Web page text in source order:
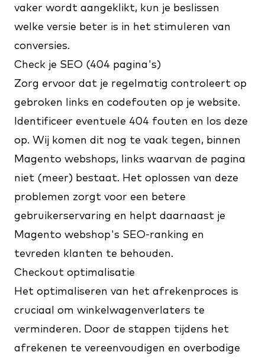
vaker wordt aangeklikt, kun je beslissen
welke versie beter is in het stimuleren van
conversies.
Check je SEO (404 pagina's)
Zorg ervoor dat je regelmatig controleert op
gebroken links en codefouten op je website.
Identificeer eventuele 404 fouten en los deze
op. Wij komen dit nog te vaak tegen, binnen
Magento webshops, links waarvan de pagina
niet (meer) bestaat. Het oplossen van deze
problemen zorgt voor een betere
gebruikerservaring en helpt daarnaast je
Magento webshop's SEO-ranking en
tevreden klanten te behouden.
Checkout optimalisatie
Het optimaliseren van het afrekenproces is
cruciaal om winkelwagenverlaters te
verminderen. Door de stappen tijdens het
afrekenen te vereenvoudigen en overbodige